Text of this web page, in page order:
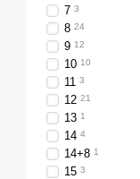
7 3
8 24
9 12
10 10
11 3
12 21
13 1
14 4
14+8 1
15 3